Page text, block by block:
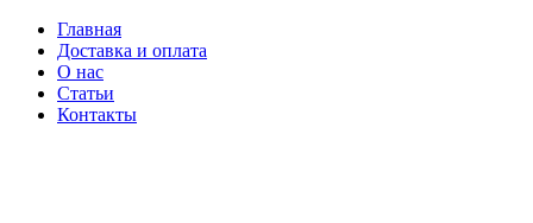
Главная
Доставка и оплата
О нас
Статьи
Контакты